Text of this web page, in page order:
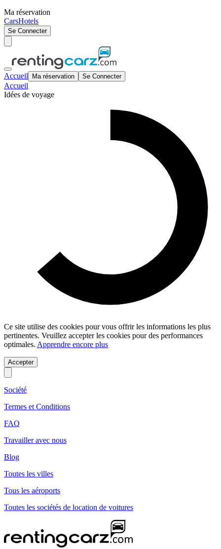
Ma réservation
CarsHotels
Se Connecter
Accueil Ma réservation Se Connecter
Accueil
Idées de voyage
Ce site utilise des cookies pour vous offrir les informations les plus
pertinentes. Veuillez accepter les cookies pour des performances
optimales. Apprendre encore plus
Accepter
Société
Termes et Conditions
FAQ
Travailler avec nous
Blog
Toutes les villes
Tous les aéroports
Toutes les sociétés de location de voitures